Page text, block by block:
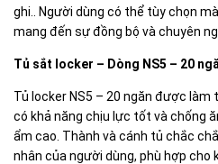
ghi.. Người dùng có thể tùy chọn
mang đến sự đồng bộ và chuyên
Tủ sắt locker – Dòng NS5 – 20
Tủ locker NS5 – 20 ngăn được
có khả năng chịu lực tốt và chống
ẩm cao. Thành và cánh tủ chắc
nhân của người dùng, phù hợp cho